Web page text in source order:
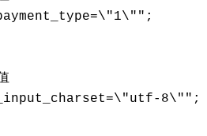
8\"";